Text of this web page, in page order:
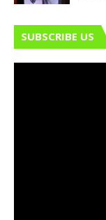
SUBSCRIBE US